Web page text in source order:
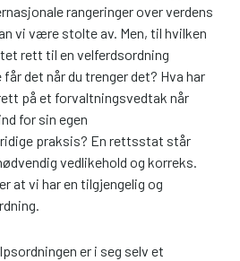
rangeringer over verdens
vi være stolte av. Men, til hvilken
rett til en velferdsordning
det når du trenger det? Hva har
på et forvaltningsvedtak når
for sin egen
praksis? En rettsstat står
vedlikehold og korreks.
at vi har en tilgjengelig og
er i seg selv et